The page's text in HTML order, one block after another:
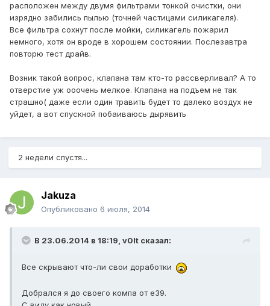
расположен между двумя фильтрами тонкой очистки, они
изрядно забились пылью (точней частицами силикагеля).
Все фильтра сохнут после мойки, силикагель пожарил
немного, хотя он вроде в хорошем состоянии. Послезавтра
повторю тест драйв.
Возник такой вопрос, клапана там кто-то рассверливал? А то
отверстие уж ооочень мелкое. Клапана на подъем не так
страшно( даже если один травить будет то далеко воздух не
уйдет, а вот спускной побаиваюсь дырявить
2 недели спустя...
Jakuza
Опубликовано 6 июля, 2014
В 23.06.2014 в 18:19, v0lt сказал:
Все скрывают что-ли свои доработки
Добрался я до своего компа от е39.